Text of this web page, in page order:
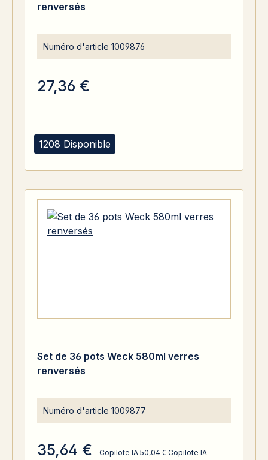
1208 Disponible
renversés
Numéro d'article 1009876
27,36 €
Set de 36 pots Weck 580ml verres
renversés
Numéro d'article 1009877
35,64 € Copilote IA 50,04 € Copilote IA